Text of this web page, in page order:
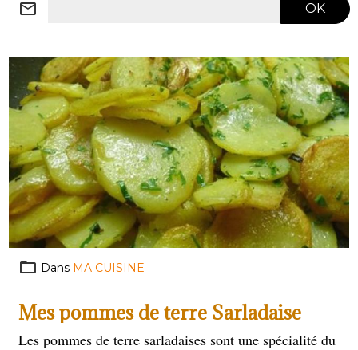
OK
Dans MA CUISINE
Mes pommes de terre Sarladaise
Les pommes de terre sarladaises sont une spécialité du